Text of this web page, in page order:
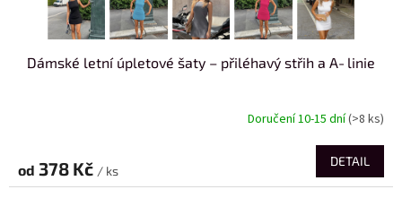
Dámské letní úpletové šaty – přiléhavý střih a A‑linie
Doručení 10-15 dní(>8 ks)
od 378 Kč / ks
DETAIL